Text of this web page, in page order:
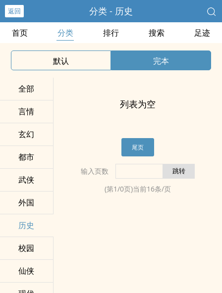
返回 分类 - 历史
首页 分类 排行 搜索 足迹
默认 完本
全部
言情
玄幻
都市
武侠
外国
历史
校园
仙侠
列表为空
尾页
输入页数
(第1/0页)当前16条/页